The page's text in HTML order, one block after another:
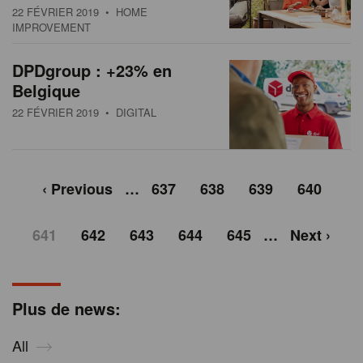
Plus de news:
All
22 FÉVRIER 2019 • HOME
IMPROVEMENT
DPDgroup : +23% en
Belgique
22 FÉVRIER 2019 • DIGITAL
‹ Previous … 637 638 639 640
641 642 643 644 645 … Next ›